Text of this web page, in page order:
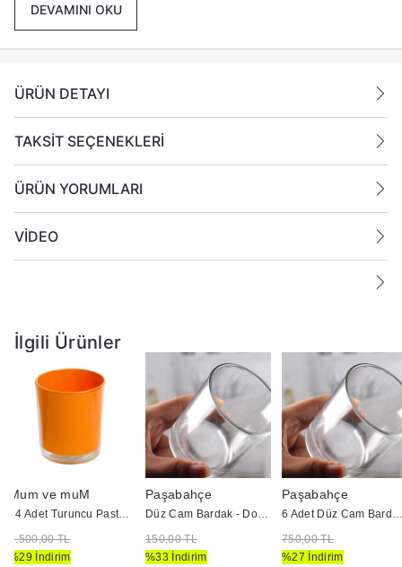
DEVAMINI OKU
ÜRÜN DETAYI
TAKSİT SEÇENEKLERİ
ÜRÜN YORUMLARI
VİDEO
İlgili Ürünler
Mum ve muM
24 Adet Turuncu Pastel Renk Cam Mumluk - İç Boyama - Doluma Uygun 403
3.500,00 TL
%29 İndirim
Paşabahçe
Düz Cam Bardak - Doluma Uygun
150,00 TL
%33 İndirim
Paşabahçe
6 Adet Düz Cam Bardak -
750,00 TL
%27 İndirim